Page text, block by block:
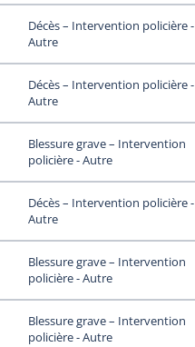
Décès – Intervention policière -
Autre
Décès – Intervention policière -
Autre
Blessure grave – Intervention
policière - Autre
Décès – Intervention policière -
Autre
Blessure grave – Intervention
policière - Autre
Blessure grave – Intervention
policière - Autre